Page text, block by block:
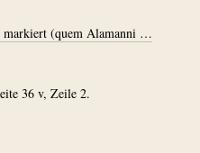
markiert (quem Alamanni …
36 v, Zeile 2.